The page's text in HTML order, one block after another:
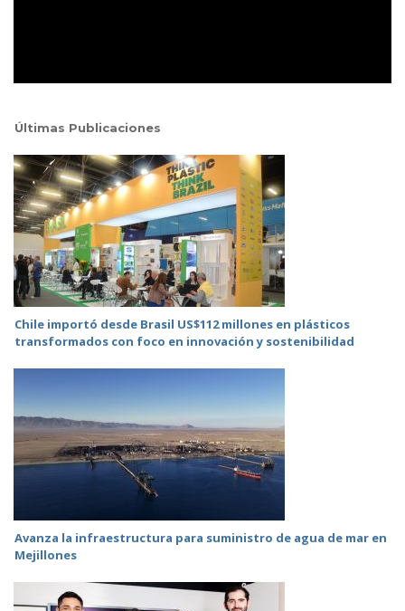
Últimas Publicaciones
Chile importó desde Brasil US$112 millones en plásticos
transformados con foco en innovación y sostenibilidad
Avanza la infraestructura para suministro de agua de mar en
Mejillones